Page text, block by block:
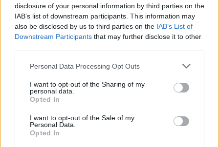
disclosure of your personal information by third parties on the
IAB’s list of downstream participants. This information may
also be disclosed by us to third parties on the IAB’s List of
Downstream Participants that may further disclose it to other
Personal Data Processing Opt Outs
I want to opt-out of the Sharing of my
personal data.
Opted In
I want to opt-out of the Sale of my
Personal Data.
Opted In
Kollégiumi botrány: négyen erőszakoltak meg egy
Letartóztattak négy pittsfieldi középiskolást, akik állítólag
Felsőoktatás